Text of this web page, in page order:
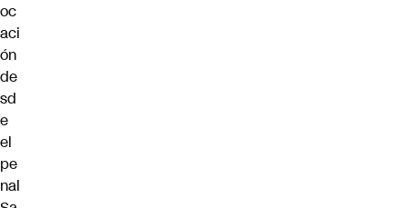
oc
aci
ón
de
sd
e
el
pe
nal